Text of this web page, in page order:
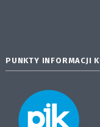
PUNKTY INFORMACJI